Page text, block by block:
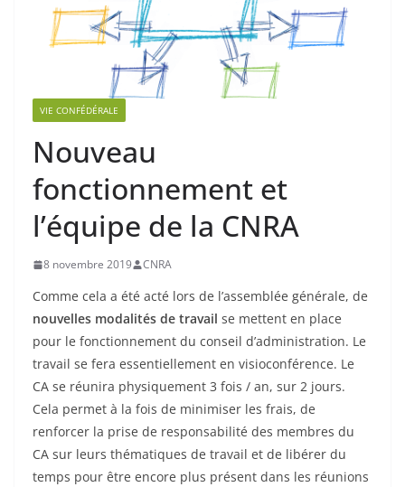
VIE CONFÉDÉRALE
Nouveau
fonctionnement et
l’équipe de la CNRA
8 novembre 2019 CNRA
Comme cela a été acté lors de l’assemblée générale, de
nouvelles modalités de travail se mettent en place
pour le fonctionnement du conseil d’administration. Le
travail se fera essentiellement en visioconférence. Le
CA se réunira physiquement 3 fois / an, sur 2 jours.
Cela permet à la fois de minimiser les frais, de
renforcer la prise de responsabilité des membres du
CA sur leurs thématiques de travail et de libérer du
temps pour être encore plus présent dans les réunions